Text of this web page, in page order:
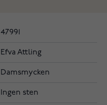
47991
Efva Attling
Damsmycken
Ingen sten